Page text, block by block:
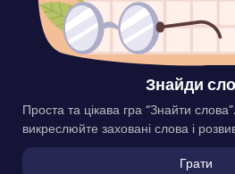
Знайди
Проста та цікава гра “Знайти
викреслюйте заховані слова і
Грати